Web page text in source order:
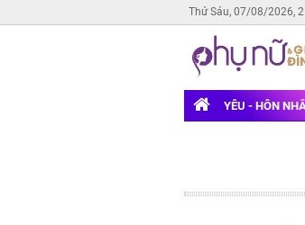
Thứ Sáu, 07/08/2026,
YÊU - HÔN